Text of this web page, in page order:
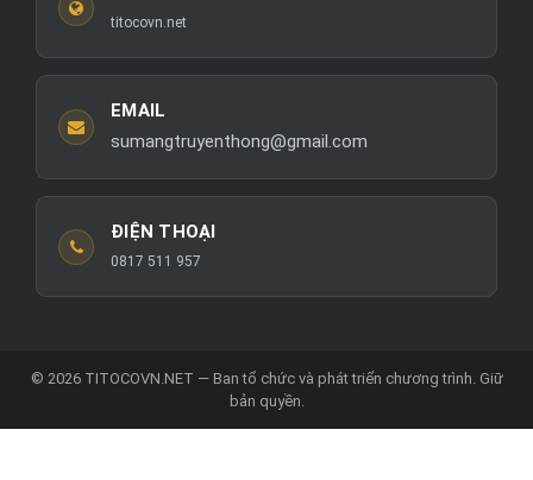
titocovn.net
EMAIL
sumangtruyenthong@gmail.com
ĐIỆN THOẠI
0817 511 957
© 2026 TITOCOVN.NET — Ban tổ chức và phát triển chương trình. Giữ
bản quyền.